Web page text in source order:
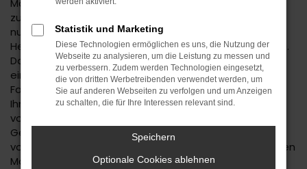
Mobilität und Sie dürfen sich auf ein rundum
zuverlässiges Fahrzeug freuen. Wir bieten Ihnen nicht
nur eine große Auswahl an Ford Gebrauchtwagen für
Herrenberg, sondern auch einen umfassenden Service.
Das beginnt mit der Beratung, bei der wir Ihnen erst
einmal genau zuhören. Wir finden heraus, welches
Fahrzeug das passende für Sie ist und unterbreiten
Ihnen auf Basis Ihrer individuellen Vorgaben eine Reihe
von Vorschlägen. Wenn wir uns für einen Ford
Gebrauchtwagen entschieden haben, profitieren Sie
von unserer meist großen Auswahl an unterschiedlichen
Modellen.
Statistik und Marketing
Diese Technologien ermöglichen es uns, die Nutzung der
Webseite zu analysieren, um die Leistung zu messen und
zu verbessern. Zudem werden Technologien eingesetzt,
die von dritten Werbetreibenden verwendet werden, um
Sie auf anderen Webseiten zu verfolgen und um Anzeigen
zu schalten, die für Ihre Interessen relevant sind.
Speichern
Optionale Cookies ablehnen